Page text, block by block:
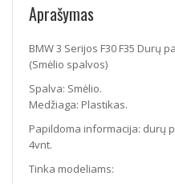
Aprašymas
BMW 3 Serijos F30 F35 Durų
(Smėlio spalvos)
Spalva: Smėlio.
Medžiaga: Plastikas.
Papildoma informacija: durų
4vnt.
Tinka modeliams: